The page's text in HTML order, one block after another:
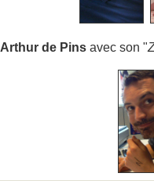
Arthur de Pins avec son "